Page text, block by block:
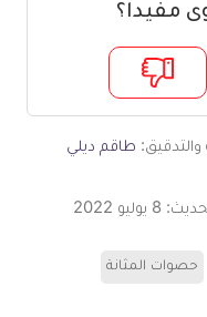
مفيدا؟
طاقم ديلي
8 يوليو 2022
حصوات المثانة